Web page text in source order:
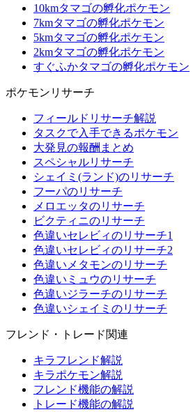
10kmタマゴの孵化ポケモン
7kmタマゴの孵化ポケモン
5kmタマゴの孵化ポケモン
2kmタマゴの孵化ポケモン
すぐふかタマゴの孵化ポケモン
ポケモンリサーチ
フィールドリサーチ解説
タスクで入手できるポケモン
大発見の報酬まとめ
スペシャルリサーチ
シェイミ(ランド)のリサーチ
フーパのリサーチ
メロエッタのリサーチ
ビクティニのリサーチ
色違いセレビィのリサーチ1
色違いセレビィのリサーチ2
色違いメタモンのリサーチ
色違いミュウのリサーチ
色違いジラーチのリサーチ
色違いシェイミのリサーチ
フレンド・トレード関連
キラフレンド解説
キラポケモン解説
フレンド機能の解説
トレード機能の解説